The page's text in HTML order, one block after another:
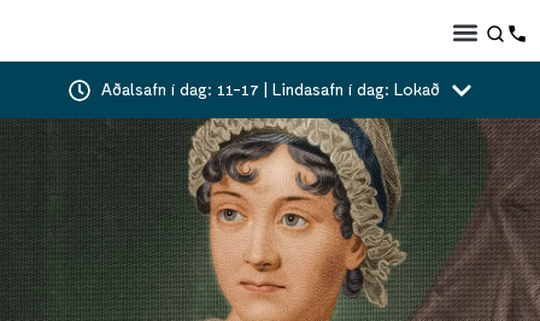
Aðalsafn í dag: 11-17 | Lindasafn í dag: Lokað